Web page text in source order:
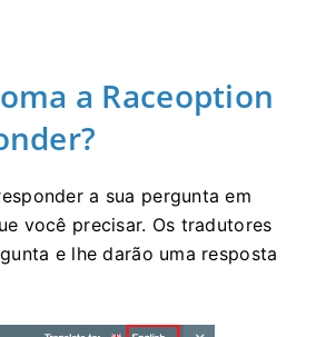
a Raceoption
a sua pergunta em
você precisar. Os tradutores
e lhe darão uma resposta